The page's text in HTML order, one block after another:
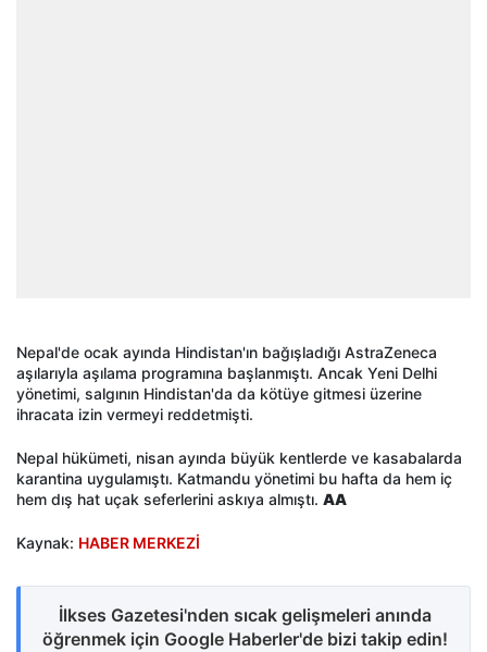
Nepal'de ocak ayında Hindistan'ın bağışladığı AstraZeneca
aşılarıyla aşılama programına başlanmıştı. Ancak Yeni Delhi
yönetimi, salgının Hindistan'da da kötüye gitmesi üzerine
ihracata izin vermeyi reddetmişti.
Nepal hükümeti, nisan ayında büyük kentlerde ve kasabalarda
karantina uygulamıştı. Katmandu yönetimi bu hafta da hem iç
hem dış hat uçak seferlerini askıya almıştı. AA
Kaynak: HABER MERKEZİ
İlkses Gazetesi'nden sıcak gelişmeleri anında
öğrenmek için Google Haberler'de bizi takip edin!